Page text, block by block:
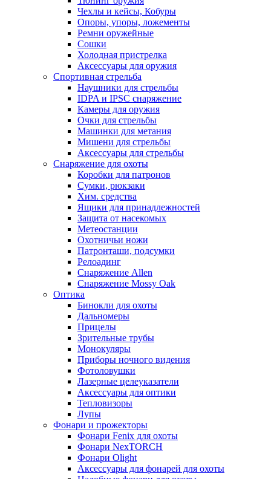
Чехлы и кейсы, Кобуры
Опоры, упоры, ложементы
Ремни оружейные
Сошки
Холодная пристрелка
Аксессуары для оружия
Спортивная стрельба
Наушники для стрельбы
IDPA и IPSC снаряжение
Камеры для оружия
Очки для стрельбы
Машинки для метания
Мишени для стрельбы
Аксессуары для стрельбы
Снаряжение для охоты
Коробки для патронов
Сумки, рюкзаки
Хим. средства
Ящики для принадлежностей
Защита от насекомых
Метеостанции
Охотничьи ножи
Патронташи, подсумки
Релоадинг
Снаряжение Allen
Снаряжение Mossy Oak
Оптика
Бинокли для охоты
Дальномеры
Прицелы
Зрительные трубы
Монокуляры
Приборы ночного видения
Фотоловушки
Лазерные целеуказатели
Аксессуары для оптики
Тепловизоры
Лупы
Фонари и прожекторы
Фонари Fenix для охоты
Фонари NexTORCH
Фонари Olight
Аксессуары для фонарей для охоты